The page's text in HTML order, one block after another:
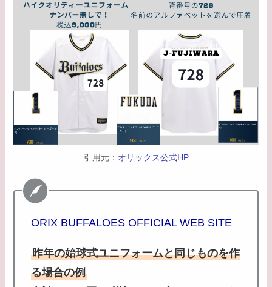
引用元： オリックス公式HP
ORIX BUFFALOES OFFICIAL WEB SITE
昨年の始球式ユニフォームと同じものを作
る場合の例